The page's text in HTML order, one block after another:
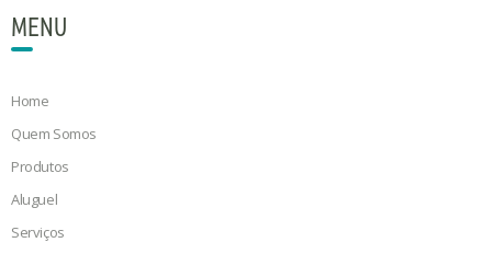
MENU
Home
Quem Somos
Produtos
Aluguel
Serviços